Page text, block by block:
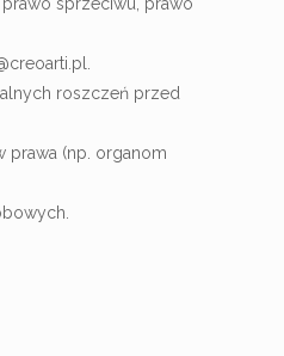
roszczeń przed
prawa (np. organom